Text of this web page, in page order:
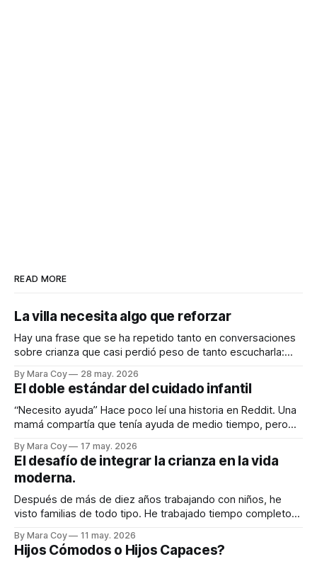
READ MORE
La villa necesita algo que reforzar
Hay una frase que se ha repetido tanto en conversaciones
sobre crianza que casi perdió peso de tanto escucharla:
creyendo profundamente que es verdad. Lo creo como
cuidadora. Lo creo como maestra. Lo creo como tía. Lo
creo
By Mara Coy 28 may. 2026
El doble estándar del cuidado infantil
“Necesito ayuda” Hace poco leí una historia en Reddit. Una
mamá compartía que tenía ayuda de medio tiempo, pero
que realmente no “necesitaba” más ayuda para sobrevivir,
pero que honestamente le haría bien: a su relación, a su
descanso, a
By Mara Coy 17 may. 2026
El desafío de integrar la crianza en la vida
moderna.
Después de más de diez años trabajando con niños, he
visto familias de todo tipo. He trabajado tiempo completo
sostienen profundamente la formación emocional y humana
de sus hijos. Y también he trabajado medio tiempo con
By Mara Coy 11 may. 2026
Hijos Cómodos o Hijos Capaces?